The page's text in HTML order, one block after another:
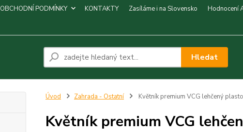
OBCHODNÍ PODMÍNKY KONTAKTY Zasíláme i na Slovensko
Hodnocení
Hledat
Úvod Zahrada - Ostatní Květník premium VCG lehčený
Květník premium VCG